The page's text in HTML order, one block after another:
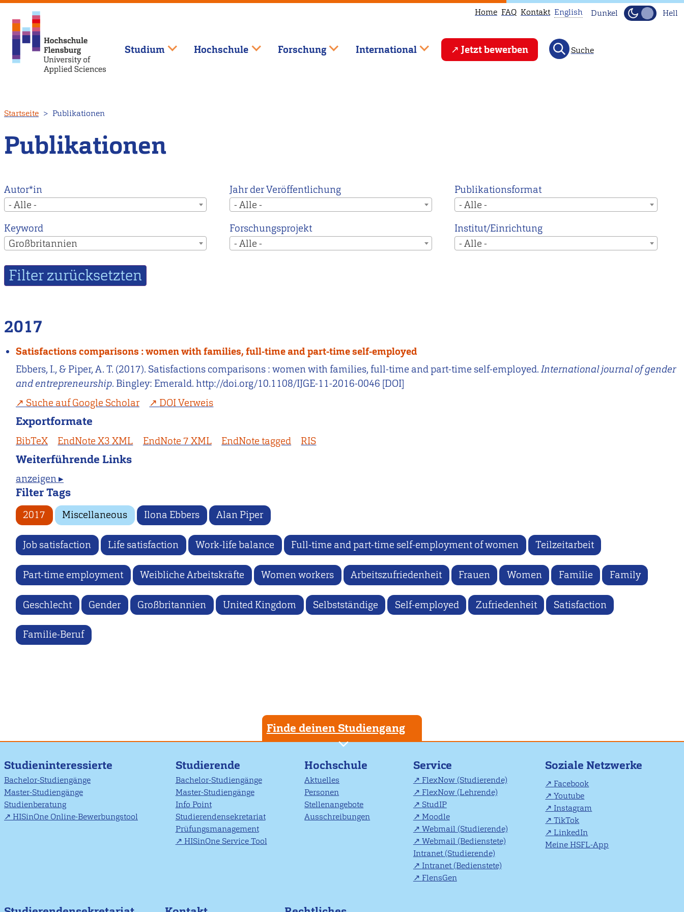
zum
Inhalt
Home FAQ Kontakt
This
page
main
page
English Dunkel Hell
Studium Hochschule Forschung International Jetzt bewerben Suche
Startseite Publikationen
Publikationen
Autor*in
- Alle -
Jahr der Veröffentlichung
- Alle -
Publikationsformat
- Alle -
Keyword
Großbritannien
Forschungsprojekt
- Alle -
Institut/Einrichtung
- Alle -
2017
Satisfactions comparisons : women with families, full-time and part-time self-employed
Ebbers, I., & Piper, A. T. (2017). Satisfactions comparisons : women with families, full-time and part-time self-employed.International journal of gender
and entrepreneurship. Bingley: Emerald. http://doi.org/10.1108/IJGE-11-2016-0046 [DOI]
Suche auf Google Scholar
DOI Verweis
Exportformate
BibTeX EndNote X3 XML EndNote 7 XML EndNote tagged RIS
Weiterführende Links
anzeigen ▸
Filter Tags
2017 Miscellaneous Ilona Ebbers Alan Piper
Job satisfaction Life satisfaction Work-life balance Full-time and part-time self-employment of women Teilzeitarbeit
Part-time employment Weibliche Arbeitskräfte Women workers Arbeitszufriedenheit Frauen Women Familie Family
Geschlecht Gender Großbritannien United Kingdom Selbstständige Self-employed Zufriedenheit Satisfaction
Familie-Beruf
Finde deinen Studiengang
Studieninteressierte
Bachelor-Studiengänge
Master-Studiengänge
Studienberatung
HISinOne Online-Bewerbungstool
Studierende
Bachelor-Studiengänge
Master-Studiengänge
Info Point
Studierendensekretariat
Prüfungsmanagement
HISinOne Service Tool
Hochschule
Aktuelles
Personen
Stellenangebote
Ausschreibungen
Service
FlexNow (Studierende)
FlexNow (Lehrende)
StudIP
Moodle
Webmail (Studierende)
Webmail (Bedienstete)
Intranet (Studierende)
Intranet (Bedienstete)
FlensGen
Soziale Netzwerke
Facebook
Youtube
Instagram
TikTok
LinkedIn
Meine HSFL-App